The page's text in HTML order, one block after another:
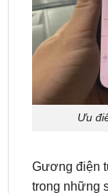
Ưu
Gương điện
hiện nay,
với những